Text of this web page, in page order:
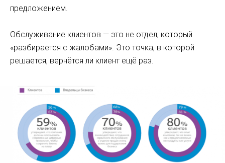
предложением.
Обслуживание клиентов — это не отдел, который
«разбирается с жалобами». Это точка, в которой
решается, вернётся ли клиент ещё раз.